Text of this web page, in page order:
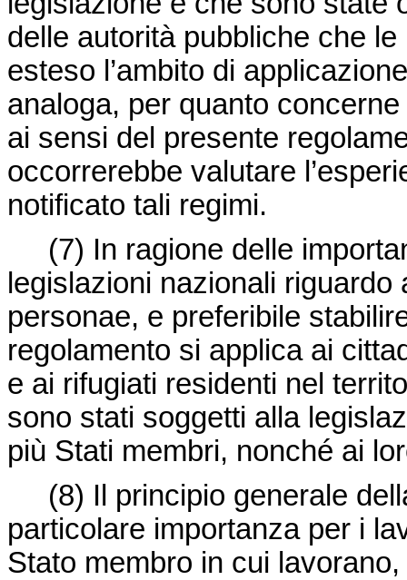
delle autorità pubbliche che
esteso l’ambito di
analoga, per quanto
ai sensi del presente
occorrerebbe valutare
notificato tali regimi.
(7) In ragione delle
legislazioni nazionali riguardo
personae, e preferibile
regolamento si applica ai
e ai rifugiati residenti nel
sono stati soggetti alla
più Stati membri, nonché ai
(8) Il principio generale
particolare importanza per i
Stato membro in cui